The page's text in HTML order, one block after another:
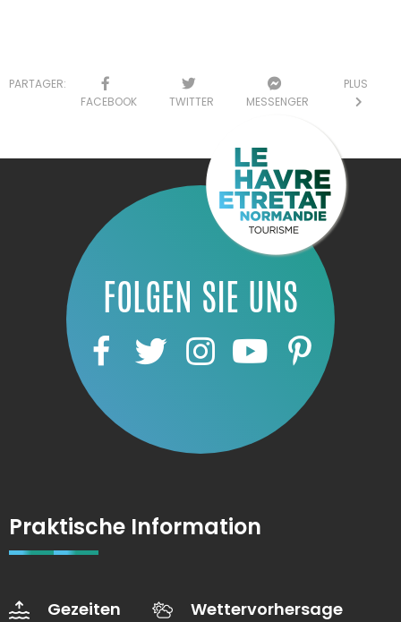
PARTAGER:
FACEBOOK
TWITTER MESSENGER
PLUS
FOLGEN SIE UNS
Praktische Information
Gezeiten
Wettervorhersage